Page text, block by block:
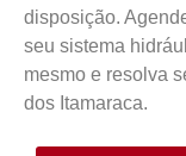
disposição.
seu sistema
mesmo e resolva
dos Itamaraca.